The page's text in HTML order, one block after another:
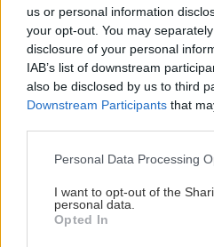
us or personal information
your opt-out. You may
disclosure of your personal
IAB’s list of downstream
also be disclosed by us to third
Downstream Participants that
Please note that this website/
not limited to your visit or usage
grant or deny consent to Google
use your data for below
Personal Data Processing
I want to opt-out of the
personal data.
Opted In
Είναι το πρώτο
περιλαμβάνει μια νέα
λειτουργίας Park Pilot
όλους τους τύπους
συμπεριλαμβανομένων
καμπυλωτών, κάθετων και
στενούς χώρους